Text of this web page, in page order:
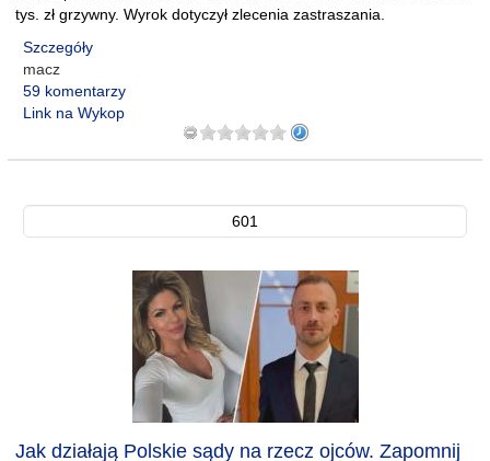
tys. zł grzywny. Wyrok dotyczył zlecenia zastraszania.
Szczegóły
macz
59 komentarzy
Link na Wykop
601
Jak działają Polskie sądy na rzecz ojców. Zapomnij